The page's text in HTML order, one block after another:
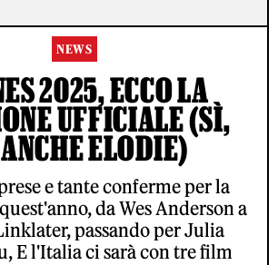
NEWS
2025, ECCO LA
UFFICIALE (SÌ,
ELODIE)
e tante conferme per la
da Wes Anderson a
passando per Julia
E l'Italia ci sarà con tre film